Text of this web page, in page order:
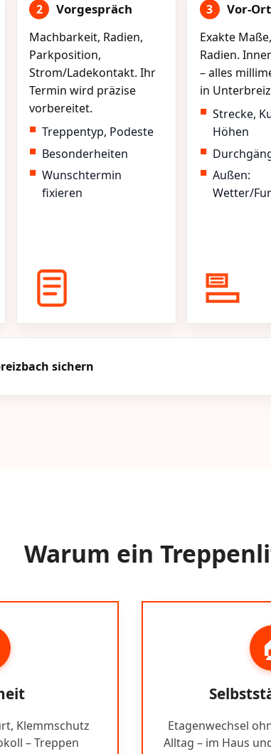
2 Vorgespräch
Machbarkeit, Radien,
Parkposition,
Strom/Ladekontakt. Ihr
Termin wird präzise
vorbereitet.
Treppentyp, Podeste
Besonderheiten
Wunschtermin
fixieren
3 Vor-
Exakte
Radien.
– alles
in
Strecke,
Höhen
Außen:
Wetter/
sichern
Warum ein
Klemmschutz
– Treppen
Etagenwechsel
Alltag – im Haus